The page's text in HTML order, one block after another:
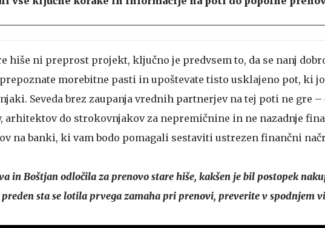
hiše ni preprost projekt, ključno je predvsem to, da se nanj
morebitne pasti in upoštevate tisto usklajeno pot, ki
Seveda brez zaupanja vrednih partnerjev na tej poti ne gre –
arhitektov do strokovnjakov za nepremičnine in ne nazadnje
na banki, ki vam bodo pomagali sestaviti ustrezen finančni
in Boštjan odločila za prenovo stare hiše, kakšen je bil postopek
sta se lotila prvega zamaha pri prenovi, preverite v spodnjem